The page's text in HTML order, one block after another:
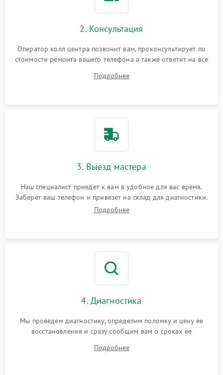
2. Консультация
Оператор колл центра позвонит вам, проконсультирует по
стоимости ремонта вашего телефона а также ответит на все
Подробнее
3. Выезд мастера
Наш специалист приедет к вам в удобное для вас время.
Заберет ваш телефон и привезет на склад для диагностики.
Подробнее
4. Диагностика
Мы проведем диагностику, определим поломку и цену ее
восстановления и сразу сообщим вам о сроках ее
Подробнее